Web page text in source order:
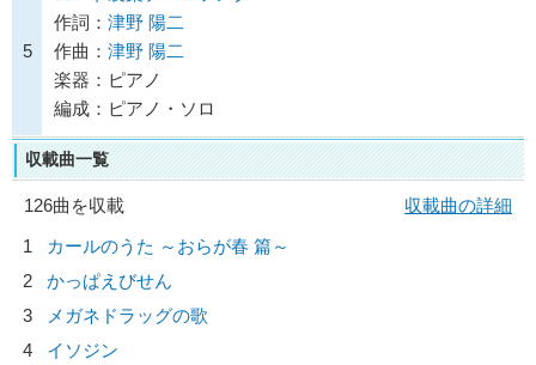
5
作詞： 津野 陽二
作曲： 津野 陽二
楽器：ピアノ
編成：ピアノ・ソロ
収載曲一覧
126曲を収載
収載曲の詳細
1
カールのうた ～おらが春 篇～
2
かっぱえびせん
3
メガネドラッグの歌
4
イソジン